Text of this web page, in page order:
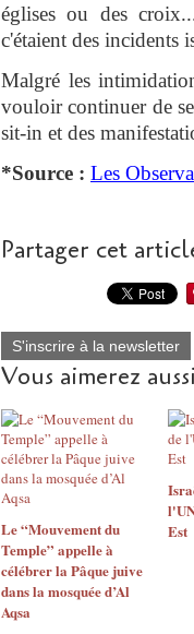
églises ou des
c'étaient des incidents
Malgré les
vouloir continuer de
sit-in et des
*Source : Les
Partager cet
S'inscrire à la newsletter
Vous aimerez
Le “Mouvement du
Temple” appelle à
célébrer la Pâque juive
dans la mosquée d’Al
Aqsa
Est